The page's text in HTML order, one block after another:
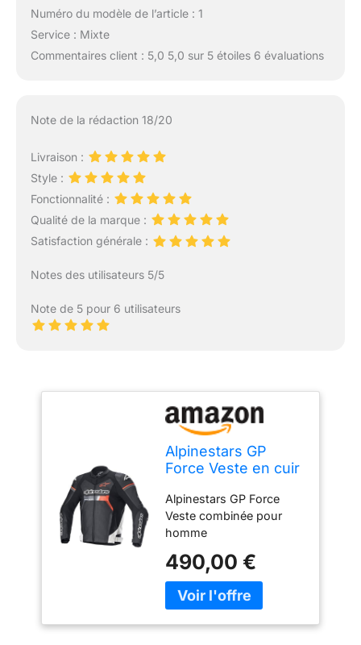
Numéro du modèle de l’article : 1
Service : Mixte
Commentaires client : 5,0 5,0 sur 5 étoiles 6 évaluations
Note de la rédaction 18/20
Livraison :
Style :
Fonctionnalité :
Qualité de la marque :
Satisfaction générale :
Notes des utilisateurs 5/5
Note de 5 pour 6 utilisateurs
Alpinestars GP
Force Veste en cuir
schwarz/rot/weiß,
52
Alpinestars GP Force
Veste combinée pour
homme
COAT Alpinestars
Black/Red/White
490,00 €